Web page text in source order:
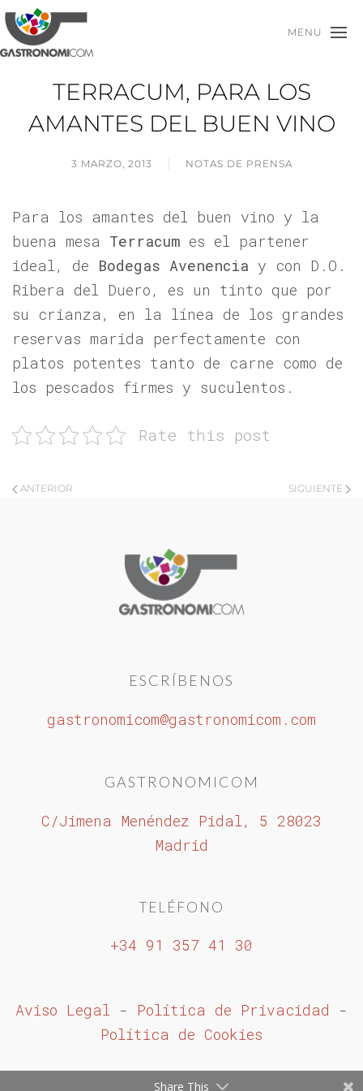
MENU
TERRACUM, PARA LOS
AMANTES DEL BUEN VINO
3 MARZO, 2013 NOTAS DE PRENSA
Para los amantes del buen vino y la
buena mesa Terracum es el partener
ideal, de Bodegas Avenencia y con D.O.
Ribera del Duero, es un tinto que por
su crianza, en la línea de los grandes
reservas marida perfectamente con
platos potentes tanto de carne como de
los pescados firmes y suculentos.
Rate this post
ANTERIOR SIGUIENTE
ESCRÍBENOS
gastronomicom@gastronomicom.com
GASTRONOMICOM
C/Jimena Menéndez Pidal, 5 28023
Madrid
TELÉFONO
+34 91 357 41 30
Aviso Legal - Política de Privacidad -
Política de Cookies
Share This